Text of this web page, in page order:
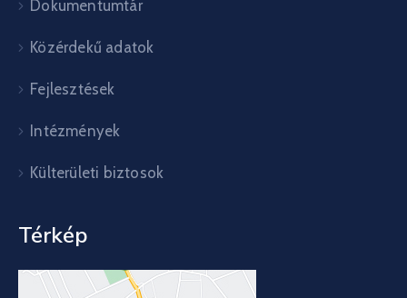
Dokumentumtár
Közérdekű adatok
Fejlesztések
Intézmények
Külterületi biztosok
Térkép